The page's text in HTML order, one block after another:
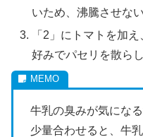
いため、沸騰させな
「2」にトマトを加
好みでパセリを散ら
牛乳の臭みが気にな
少量合わせると、牛